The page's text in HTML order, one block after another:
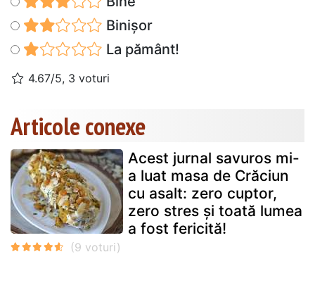
Binișor
La pământ!
4.67/5, 3 voturi
Articole conexe
Acest jurnal savuros mi-
a luat masa de Crăciun
cu asalt: zero cuptor,
zero stres și toată lumea
a fost fericită!